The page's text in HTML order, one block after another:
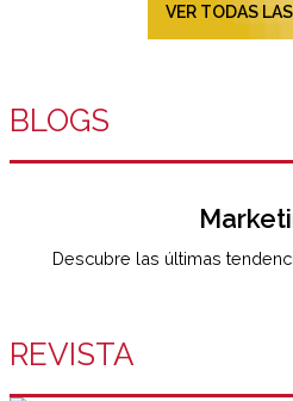
VER TODAS
BLOGS
Descubre las últimas
REVISTA